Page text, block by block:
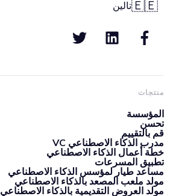
🇪🇪تالين
منتجات
المؤسسة
تحسن
قم بالتقييم
مدرب الذكاء الاصطناعي VC
خطة أعمال الذكاء الاصطناعي
تطبيق المسرعات
مساعد طيار لمؤسس الذكاء الاصطناعي
مولد ملعب المصعد بالذكاء الاصطناعي
مولد العروض التقديمية بالذكاء الاصطناعي